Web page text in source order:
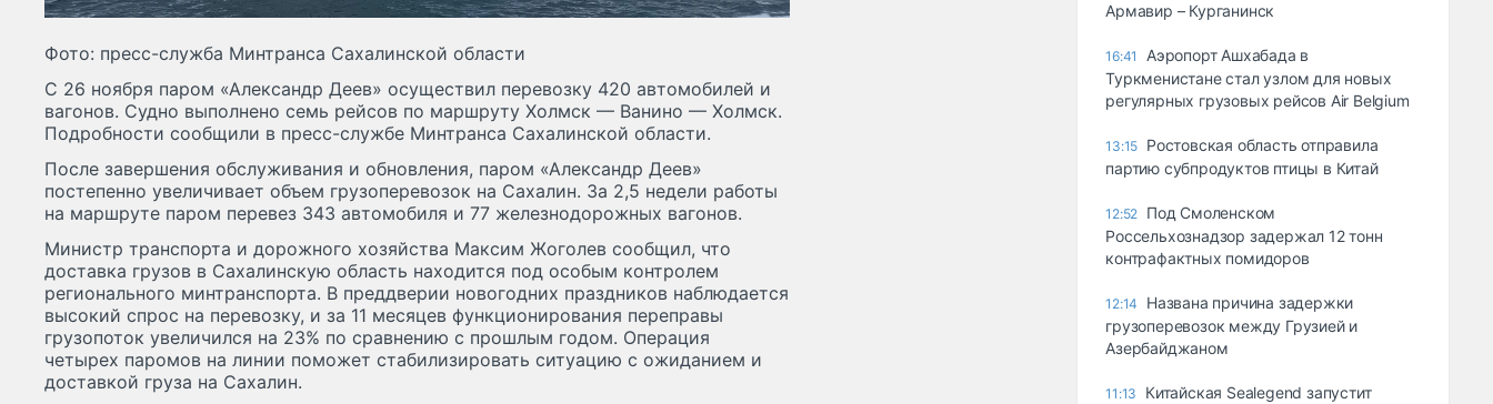
Фото: пресс-служба Минтранса Сахалинской области
С 26 ноября паром «Александр Деев» осуществил перевозку 420 автомобилей и
вагонов. Судно выполнено семь рейсов по маршруту Холмск — Ванино — Холмск.
Подробности сообщили в пресс-службе Минтранса Сахалинской области.
После завершения обслуживания и обновления, паром «Александр Деев»
постепенно увеличивает объем грузоперевозок на Сахалин. За 2,5 недели работы
на маршруте паром перевез 343 автомобиля и 77 железнодорожных вагонов.
Министр транспорта и дорожного хозяйства Максим Жоголев сообщил, что
доставка грузов в Сахалинскую область находится под особым контролем
регионального минтранспорта. В преддверии новогодних праздников наблюдается
высокий спрос на перевозку, и за 11 месяцев функционирования переправы
грузопоток увеличился на 23% по сравнению с прошлым годом. Операция
четырех паромов на линии поможет стабилизировать ситуацию с ожиданием и
доставкой груза на Сахалин.
Армавир – Курганинск
16:41
Аэропорт Ашхабада в
Туркменистане стал узлом для новых
регулярных грузовых рейсов Air Belgium
13:15 Ростовская область отправила
партию субпродуктов птицы в Китай
12:52 Под Смоленском
Россельхознадзор задержал 12 тонн
контрафактных помидоров
12:14
Названа причина задержки
грузоперевозок между Грузией и
Азербайджаном
11:13
Китайская Sealegend запустит